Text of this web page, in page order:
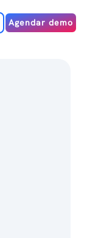
Agendar demo